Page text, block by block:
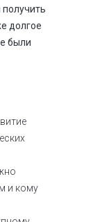
долгое
были
и кому